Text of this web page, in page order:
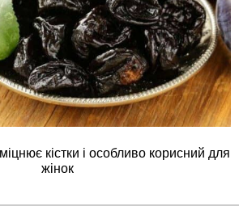
кістки і особливо корисний для
жінок